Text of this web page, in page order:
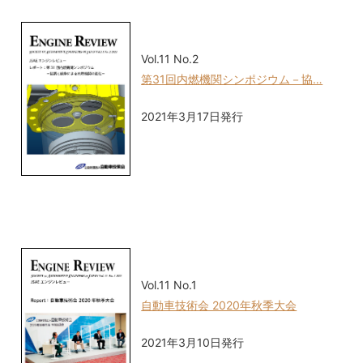
Vol.11 No.2
第31回内燃機関シンポジウム－協…
2021年3月17日発行
Vol.11 No.1
自動車技術会 2020年秋季大会
2021年3月10日発行